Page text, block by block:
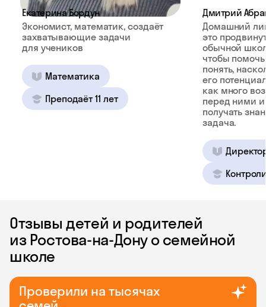
Екатерина Бордун
Экономист, математик, создаёт
захватывающие задачи
для учеников
Математика
Преподаёт 11 лет
Дмитрий
Домашний
это
обычной
чтобы
понять,
его
как много
перед ними и
получать
задача.
Отзывы детей и родителей
из Ростова-на-Дону о семейной
школе
Проверили на тысячах